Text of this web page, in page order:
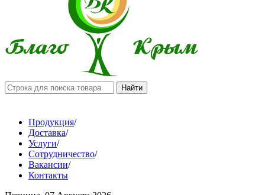
Продукция/
Доставка/
Услуги/
Сотрудничество/
Вакансии/
Контакты